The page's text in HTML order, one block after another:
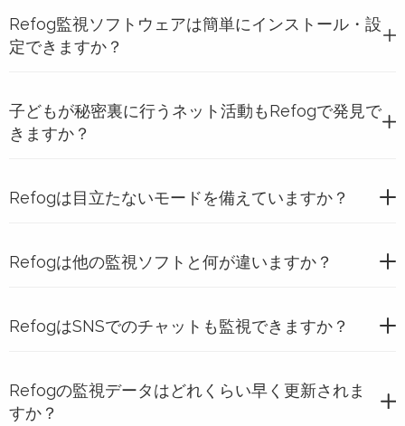
Refog監視ソフトウェアは簡単にインストール・設
定できますか？
子どもが秘密裏に行うネット活動もRefogで発見で
きますか？
Refogは目立たないモードを備えていますか？
Refogは他の監視ソフトと何が違いますか？
RefogはSNSでのチャットも監視できますか？
Refogの監視データはどれくらい早く更新されま
すか？